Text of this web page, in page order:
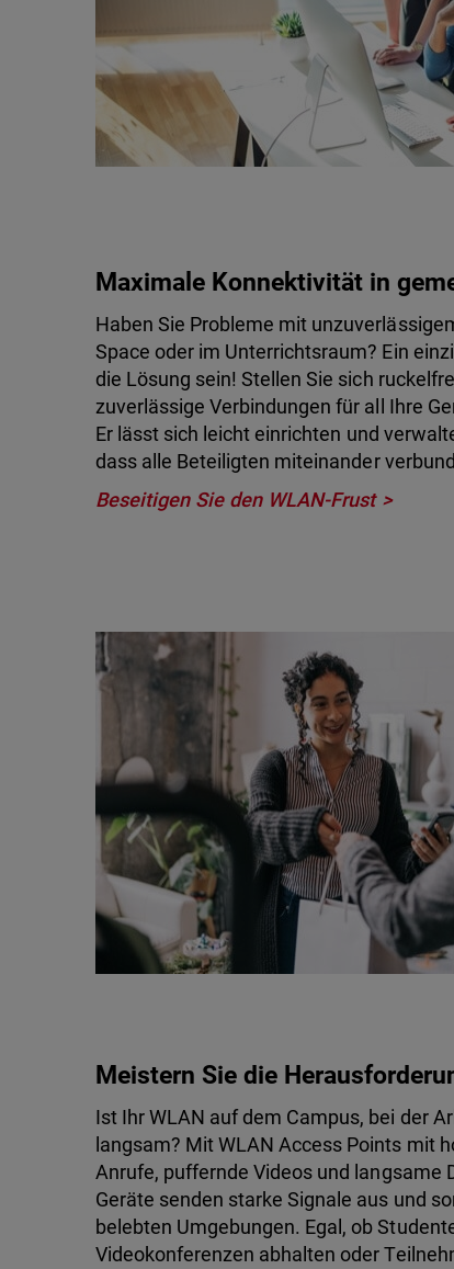
Maximale Konnektivität in
Haben Sie Probleme mit
Space oder im Unterrichtsraum? Ein
die Lösung sein! Stellen Sie sich
zuverlässige Verbindungen für all Ihre
Er lässt sich leicht einrichten und
dass alle Beteiligten miteinander
Beseitigen Sie den WLAN-Frust
Meistern Sie die
Ist Ihr WLAN auf dem Campus, bei der
langsam? Mit WLAN Access Points mit
Anrufe, puffernde Videos und langsame
Geräte senden starke Signale aus und
belebten Umgebungen. Egal, ob
Videokonferenzen abhalten oder